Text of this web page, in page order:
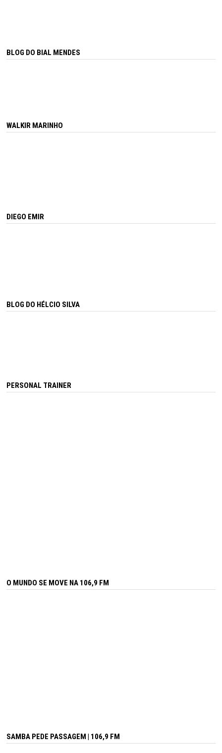
BLOG DO BIAL MENDES
WALKIR MARINHO
DIEGO EMIR
BLOG DO HÉLCIO SILVA
PERSONAL TRAINER
O MUNDO SE MOVE NA 106,9 FM
SAMBA PEDE PASSAGEM | 106,9 FM